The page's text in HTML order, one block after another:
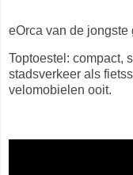
eOrca van de jongste
Toptoestel: compact,
stadsverkeer als
velomobielen ooit.